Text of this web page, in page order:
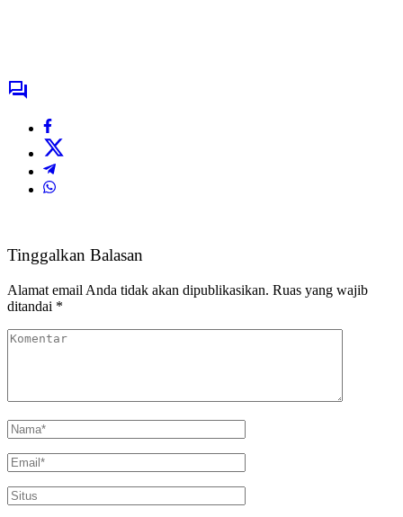
Tinggalkan Balasan
Alamat email Anda tidak akan dipublikasikan. Ruas yang wajib
ditandai *